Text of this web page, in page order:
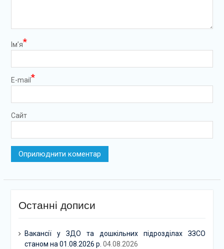
Ім’я*
E-mail *
Сайт
Останні дописи
Вакансії у ЗДО та дошкільних підрозділах ЗЗСО
станом на 01.08.2026 р. 04.08.2026